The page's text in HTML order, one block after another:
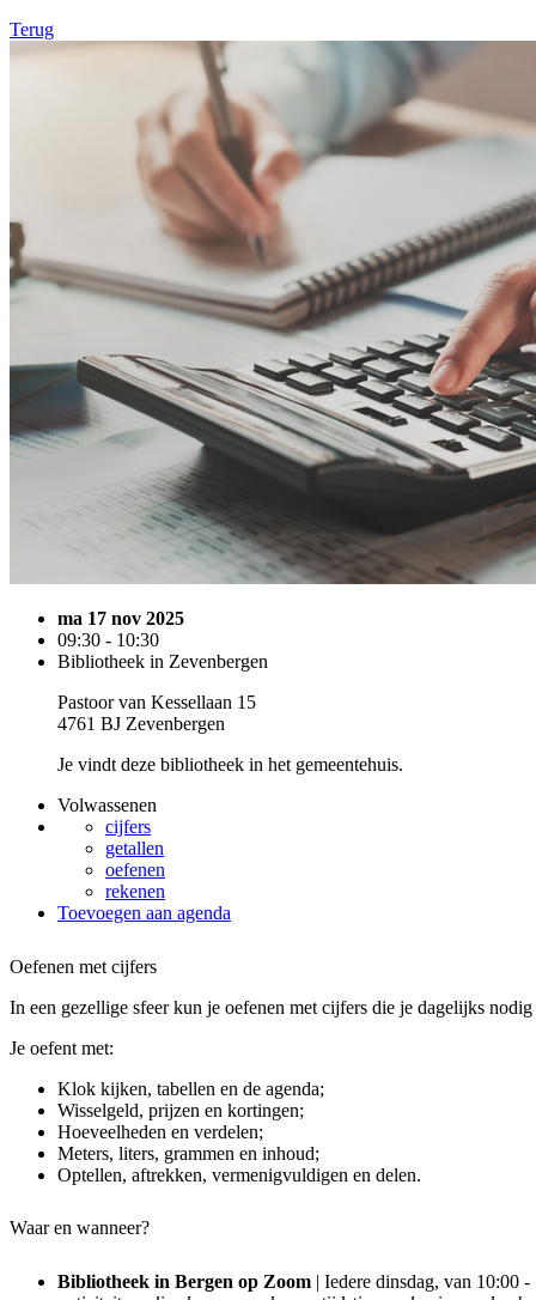
Terug
ma 17 nov 2025
09:30 - 10:30
Bibliotheek in Zevenbergen
Pastoor van Kessellaan 15
4761 BJ Zevenbergen
Je vindt deze bibliotheek in het gemeentehuis.
Volwassenen
cijfers
getallen
oefenen
rekenen
Toevoegen aan agenda
Oefenen met cijfers
In een gezellige sfeer kun je oefenen met cijfers die je dagelijks nodig
Je oefent met:
Klok kijken, tabellen en de agenda;
Wisselgeld, prijzen en kortingen;
Hoeveelheden en verdelen;
Meters, liters, grammen en inhoud;
Optellen, aftrekken, vermenigvuldigen en delen.
Waar en wanneer?
Bibliotheek in Bergen op Zoom | Iedere dinsdag, van 10:00